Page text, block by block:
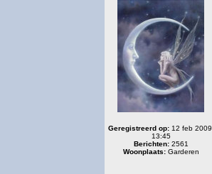
Geregistreerd op:12 feb 2009,
13:45
Berichten:2561
Woonplaats:Garderen